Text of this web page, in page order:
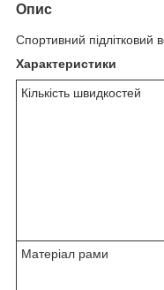
Опис
Спортивний
Характеристики
Кількість швидкостей
Матеріал рами